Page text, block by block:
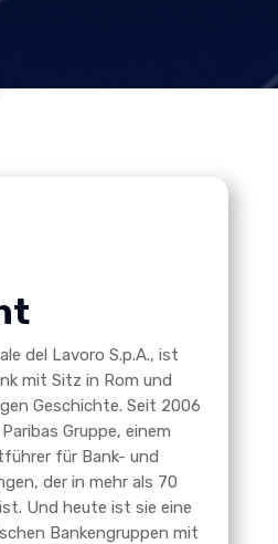
del Lavoro S.p.A., ist
mit Sitz in Rom und
Geschichte. Seit 2006
Gruppe, einem
für Bank- und
der in mehr als 70
Und heute ist sie eine
Bankengruppen mit